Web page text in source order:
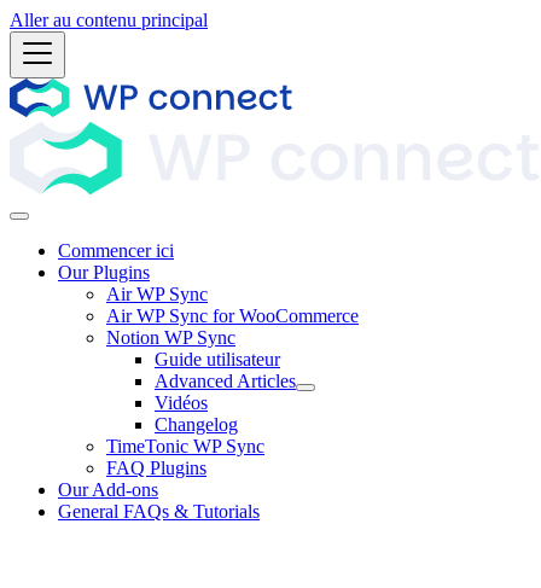
Aller au contenu principal
Commencer ici
Our Plugins
Air WP Sync
Air WP Sync for WooCommerce
Notion WP Sync
Guide utilisateur
Advanced Articles
Vidéos
Changelog
TimeTonic WP Sync
FAQ Plugins
Our Add-ons
General FAQs & Tutorials